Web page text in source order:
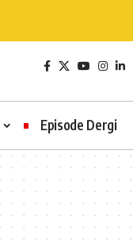
Episode Dergi